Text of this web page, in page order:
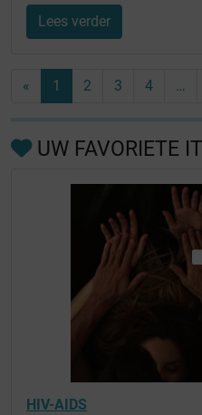
Lees verder
« 1 2 3 4 …
UW FAVORIETE
HIV-AIDS